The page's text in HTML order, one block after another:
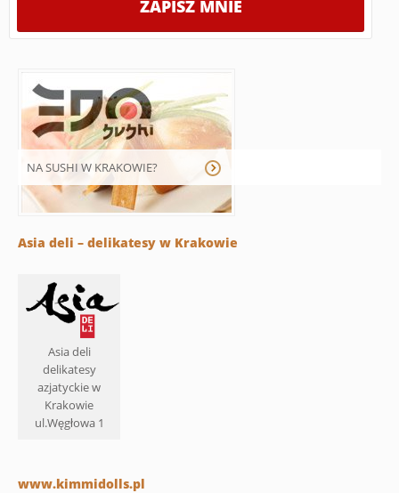
NA SUSHI W KRAKOWIE?
Asia deli – delikatesy w Krakowie
Asia deli
delikatesy
azjatyckie w
Krakowie
ul.Węgłowa 1
www.kimmidolls.pl